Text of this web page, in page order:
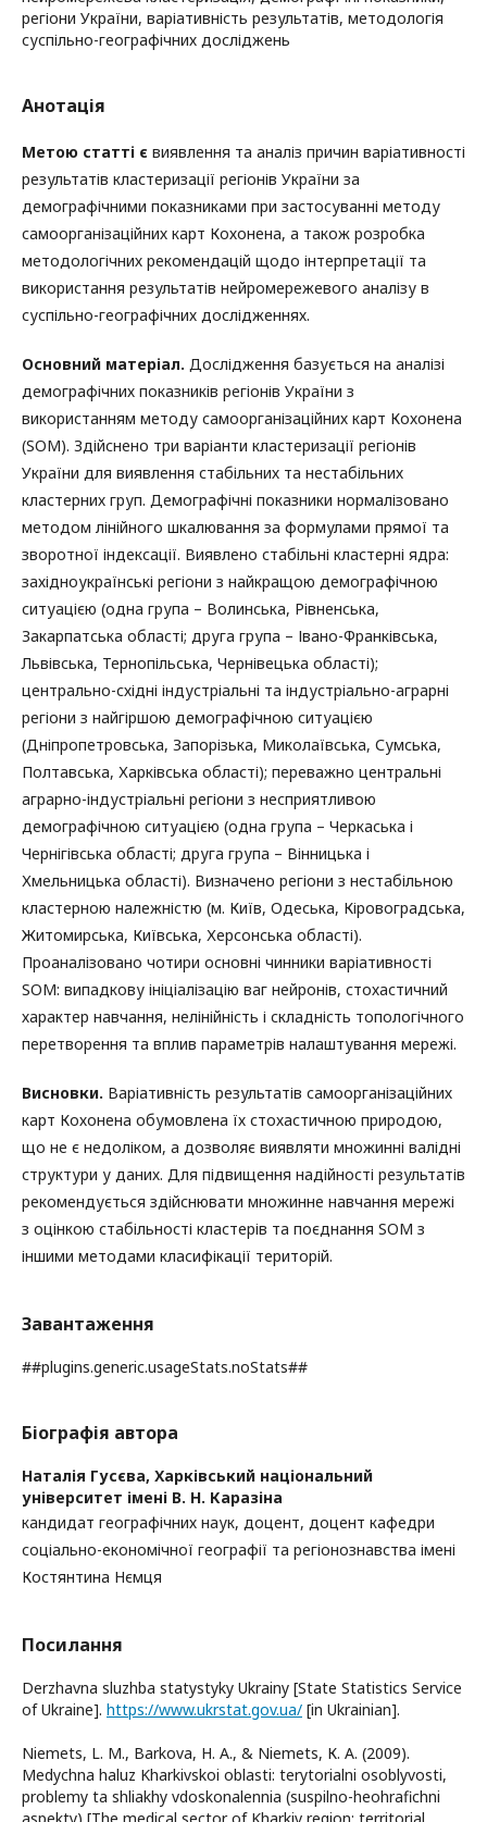
регіони України, варіативність результатів, методологія
суспільно-географічних досліджень
Анотація
Метою статті є виявлення та аналіз причин варіативності
результатів кластеризації регіонів України за
демографічними показниками при застосуванні методу
самоорганізаційних карт Кохонена, а також розробка
методологічних рекомендацій щодо інтерпретації та
використання результатів нейромережевого аналізу в
суспільно-географічних дослідженнях.
Основний матеріал. Дослідження базується на аналізі
демографічних показників регіонів України з
використанням методу самоорганізаційних карт Кохонена
(SOM). Здійснено три варіанти кластеризації регіонів
України для виявлення стабільних та нестабільних
кластерних груп. Демографічні показники нормалізовано
методом лінійного шкалювання за формулами прямої та
зворотної індексації. Виявлено стабільні кластерні ядра:
західноукраїнські регіони з найкращою демографічною
ситуацією (одна група – Волинська, Рівненська,
Закарпатська області; друга група – Івано-Франківська,
Львівська, Тернопільська, Чернівецька області);
центрально-східні індустріальні та індустріально-аграрні
регіони з найгіршою демографічною ситуацією
(Дніпропетровська, Запорізька, Миколаївська, Сумська,
Полтавська, Харківська області); переважно центральні
аграрно-індустріальні регіони з несприятливою
демографічною ситуацією (одна група – Черкаська і
Чернігівська області; друга група – Вінницька і
Хмельницька області). Визначено регіони з нестабільною
кластерною належністю (м. Київ, Одеська, Кіровоградська,
Житомирська, Київська, Херсонська області).
Проаналізовано чотири основні чинники варіативності
SOM: випадкову ініціалізацію ваг нейронів, стохастичний
характер навчання, нелінійність і складність топологічного
перетворення та вплив параметрів налаштування мережі.
Висновки. Варіативність результатів самоорганізаційних
карт Кохонена обумовлена їх стохастичною природою,
що не є недоліком, а дозволяє виявляти множинні валідні
структури у даних. Для підвищення надійності результатів
рекомендується здійснювати множинне навчання мережі
з оцінкою стабільності кластерів та поєднання SOM з
іншими методами класифікації територій.
Завантаження
##plugins.generic.usageStats.noStats##
Біографія автора
Наталія Гусєва, Харківський національний
університет імені В. Н. Каразіна
кандидат географічних наук, доцент, доцент кафедри
соціально-економічної географії та регіонознавства імені
Костянтина Нємця
Посилання
Derzhavna sluzhba statystyky Ukrainy [State Statistics Service
of Ukraine]. https://www.ukrstat.gov.ua/ [in Ukrainian].
Niemets, L. M., Barkova, H. A., & Niemets, К. А. (2009).
Medychna haluz Kharkivskoi oblasti: terytorialni osoblyvosti,
problemy ta shliakhy vdoskonalennia (suspilno-heohrafichni